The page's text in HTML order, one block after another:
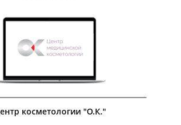
Посмотреть кейс
косметологии "О.К."